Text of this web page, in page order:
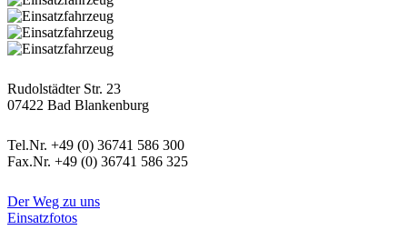
Rudolstädter Str. 23
07422 Bad Blankenburg
Tel.Nr. +49 (0) 36741 586 300
Fax.Nr. +49 (0) 36741 586 325
Der Weg zu uns
Einsatzfotos